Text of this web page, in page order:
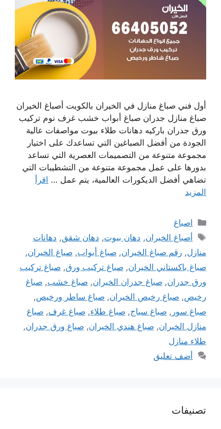
أول فني صباغ منازل في الخيران بالكويت أصباغ الخيران
صباغ منازل جدران صباغ أبواب خشب غرف نوم تركيب
ورق جدران باركيه دهانات طلاء بيوت مواصفات عالية
الجودة من أفضل الصباغين التي تساعدك على اختيار
مجموعة متنوعة من التصميمات العصرية التي تساعد
بدورها على عمل مجموعة متنوعة من التشطيبات التي
تضاهي أفضل الديكورات العالمية، يتم عمل … اقرأ
المزيد
التصنيفات
اصباغ
الوسوم
أصباغ الخيران, دهان بيوت, دهان شقق, دهانات
منازل, رقم صباغ الخيران, صباغ أبواب, صباغ الخيران,
صباغ باكستاني الخيران, صباغ تركيب ورق, صباغ تركيب
ورق جدران, صباغ جدران الخيران, صباغ خشب, صباغ
رخيص, صباغ رخيص الخيران, صباغ ساطر ورخيص,
صباغ سور , صباغ سياج, صباغ طلاء, صباغ غرف, صباغ
منازل الخيران, صباغ هندي الخيران, صباغ ورق جدران,
طلاء منازل
أضف تعليق
تصنيفات